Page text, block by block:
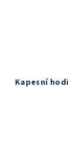
Kapesní